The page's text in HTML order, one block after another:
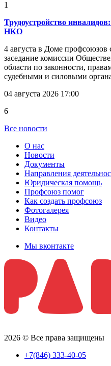
1
Трудоустройство
НКО
4 августа в Доме профсоюзов
заседание комиссии
области по законности,
судебными и силовыми
04 августа 2026 17:00
6
Все новости
О нас
Новости
Документы
Направления
Юридическая помощь
Профсоюз помог
Как создать профсоюз
Фотогалерея
Видео
Контакты
Мы вконтакте
2026 © Все права защищены
+7(846) 333-40-05